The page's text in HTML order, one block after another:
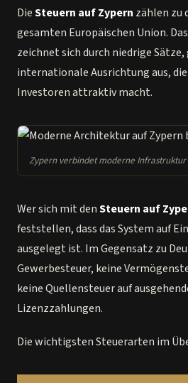
DieSteuern auf Zypern zählen zu
gesamten Europäischen Union.
zeichnet sich durch niedrige
internationale Ausrichtung aus,
Investoren attraktiv macht.
Zypern verbindet moderne
Wer sich mit denSteuern auf
feststellen, dass das System auf
ausgelegt ist. Im Gegensatz zu
Gewerbesteuer, keine
keine Quellensteuer auf
Lizenzzahlungen.
Die wichtigsten Steuerarten im